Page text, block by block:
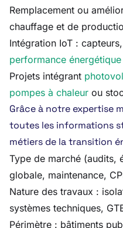
Remplacement ou
chauffage et de
Intégration IoT :
performance énergétique
Projets intégrant
pompes à chaleur ou
Grâce à notre expertise
toutes les informations
métiers de la transition
Type de marché (audits,
globale, maintenance,
Nature des travaux :
systèmes techniques,
Périmètre : bâtiments